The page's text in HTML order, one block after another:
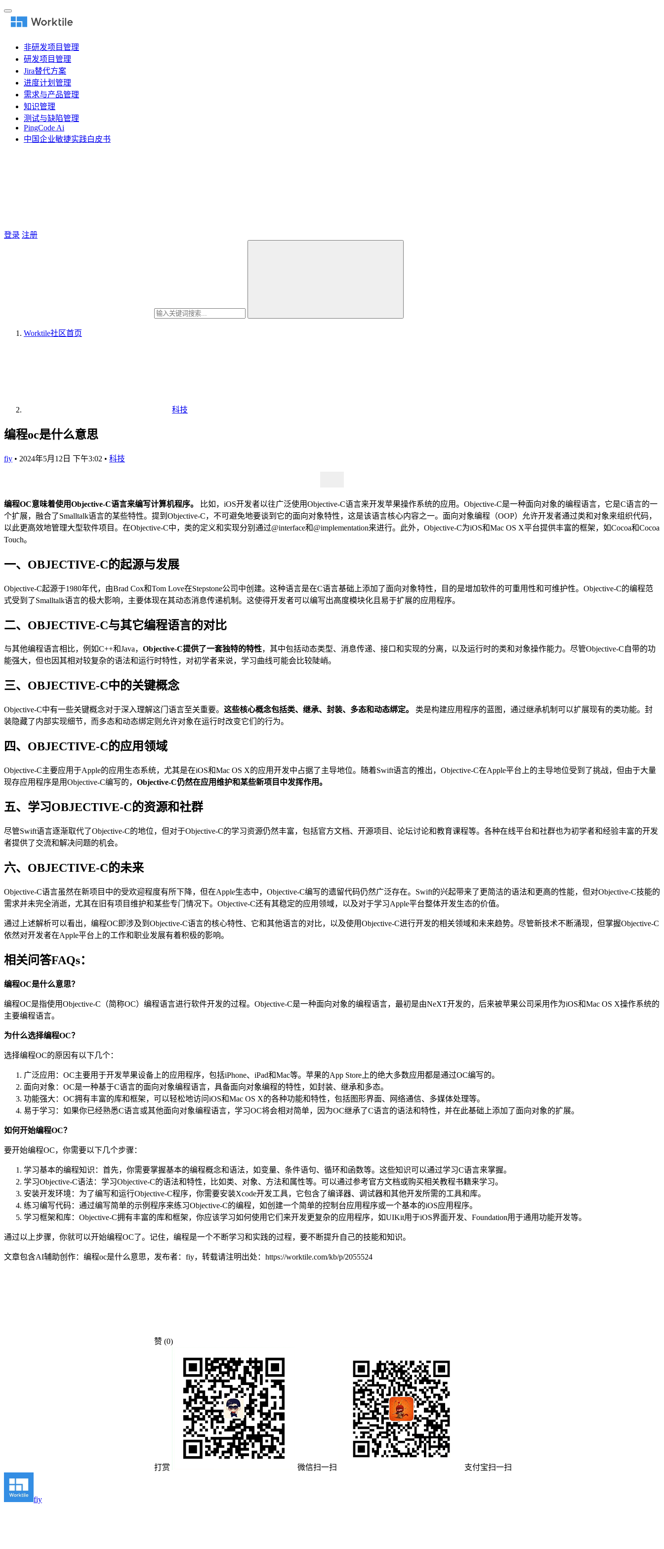
非研发项目管理
研发项目管理
Jira替代方案
进度计划管理
需求与产品管理
知识管理
测试与缺陷管理
PingCode Ai
中国企业敏捷实践白皮书
登录 注册
Worktile社区首页
科技
编程oc是什么意思
fiy • 2024年5月12日 下午3:02 • 科技
编程OC意味着使用Objective-C语言来编写计算机程序。
比如，iOS开发者以往广泛使用Objective-C语言来开发苹果操作系统的应用。Objective-C是一种面向对象的编程语言，它是C语言的一
个扩展，融合了Smalltalk语言的某些特性。提到Objective-C，不可避免地要谈到它的面向对象特性，这是该语言核心内容之一。面向对象编程（OOP）允许开发者通过类和对象来组织代码，
以此更高效地管理大型软件项目。在Objective-C中，类的定义和实现分别通过@interface和@implementation来进行。此外，Objective-C为iOS和Mac OS X平台提供丰富的框架，如Cocoa和Cocoa
Touch。
一、OBJECTIVE-C的起源与发展
Objective-C起源于1980年代，由Brad Cox和Tom Love在Stepstone公司中创建。这种语言是在C语言基础上添加了面向对象特性，目的是增加软件的可重用性和可维护性。Objective-C的编程范
式受到了Smalltalk语言的极大影响，主要体现在其动态消息传递机制。这使得开发者可以编写出高度模块化且易于扩展的应用程序。
二、OBJECTIVE-C与其它编程语言的对比
与其他编程语言相比，例如C++和Java， Objective-C提供了一套独特的特性，其中包括动态类型、消息传递、接口和实现的分离，以及运行时的类和对象操作能力。尽管Objective-C自带的功
能强大，但也因其相对较复杂的语法和运行时特性，对初学者来说，学习曲线可能会比较陡峭。
三、OBJECTIVE-C中的关键概念
Objective-C中有一些关键概念对于深入理解这门语言至关重要。 这些核心概念包括类、继承、封装、多态和动态绑定。
类是构建应用程序的蓝图，通过继承机制可以扩展现有的类功能。封
装隐藏了内部实现细节，而多态和动态绑定则允许对象在运行时改变它们的行为。
四、OBJECTIVE-C的应用领域
Objective-C主要应用于Apple的应用生态系统，尤其是在iOS和Mac OS X的应用开发中占据了主导地位。随着Swift语言的推出，Objective-C在Apple平台上的主导地位受到了挑战，但由于大量
现存应用程序是用Objective-C编写的， Objective-C仍然在应用维护和某些新项目中发挥作用。
五、学习OBJECTIVE-C的资源和社群
尽管Swift语言逐渐取代了Objective-C的地位，但对于Objective-C的学习资源仍然丰富，包括官方文档、开源项目、论坛讨论和教育课程等。各种在线平台和社群也为初学者和经验丰富的开发
者提供了交流和解决问题的机会。
六、OBJECTIVE-C的未来
Objective-C语言虽然在新项目中的受欢迎程度有所下降，但在Apple生态中，Objective-C编写的遗留代码仍然广泛存在。Swift的兴起带来了更简洁的语法和更高的性能，但对Objective-C技能的
需求并未完全消逝，尤其在旧有项目维护和某些专门情况下。Objective-C还有其稳定的应用领域，以及对于学习Apple平台整体开发生态的价值。
通过上述解析可以看出，编程OC即涉及到Objective-C语言的核心特性、它和其他语言的对比，以及使用Objective-C进行开发的相关领域和未来趋势。尽管新技术不断涌现，但掌握Objective-C
依然对开发者在Apple平台上的工作和职业发展有着积极的影响。
相关问答FAQs：
编程OC是什么意思？
编程OC是指使用Objective-C（简称OC）编程语言进行软件开发的过程。Objective-C是一种面向对象的编程语言，最初是由NeXT开发的，后来被苹果公司采用作为iOS和Mac OS X操作系统的
主要编程语言。
为什么选择编程OC？
选择编程OC的原因有以下几个：
广泛应用：OC主要用于开发苹果设备上的应用程序，包括iPhone、iPad和Mac等。苹果的App Store上的绝大多数应用都是通过OC编写的。
面向对象：OC是一种基于C语言的面向对象编程语言，具备面向对象编程的特性，如封装、继承和多态。
功能强大：OC拥有丰富的库和框架，可以轻松地访问iOS和Mac OS X的各种功能和特性，包括图形界面、网络通信、多媒体处理等。
易于学习：如果你已经熟悉C语言或其他面向对象编程语言，学习OC将会相对简单，因为OC继承了C语言的语法和特性，并在此基础上添加了面向对象的扩展。
如何开始编程OC？
要开始编程OC，你需要以下几个步骤：
学习基本的编程知识：首先，你需要掌握基本的编程概念和语法，如变量、条件语句、循环和函数等。这些知识可以通过学习C语言来掌握。
学习Objective-C语法：学习Objective-C的语法和特性，比如类、对象、方法和属性等。可以通过参考官方文档或购买相关教程书籍来学习。
安装开发环境：为了编写和运行Objective-C程序，你需要安装Xcode开发工具，它包含了编译器、调试器和其他开发所需的工具和库。
练习编写代码：通过编写简单的示例程序来练习Objective-C的编程，如创建一个简单的控制台应用程序或一个基本的iOS应用程序。
学习框架和库：Objective-C拥有丰富的库和框架，你应该学习如何使用它们来开发更复杂的应用程序，如UIKit用于iOS界面开发、Foundation用于通用功能开发等。
通过以上步骤，你就可以开始编程OC了。记住，编程是一个不断学习和实践的过程，要不断提升自己的技能和知识。
文章包含AI辅助创作：编程oc是什么意思，发布者：fiy，转载请注明出处： https://worktile.com/kb/p/2055524
赞 (0)
打赏 微信扫一扫 支付宝扫一扫
fiy